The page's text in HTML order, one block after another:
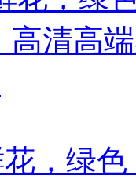
，绿